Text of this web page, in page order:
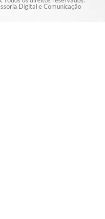
Digital e Comunicação